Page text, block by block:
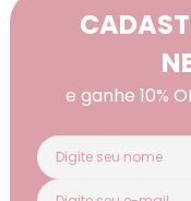
e ganhe 10%